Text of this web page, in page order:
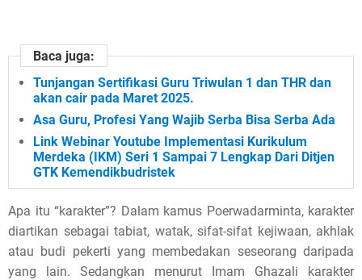
Baca juga:
Tunjangan Sertifikasi Guru Triwulan 1 dan THR dan
akan cair pada Maret 2025.
Asa Guru, Profesi Yang Wajib Serba Bisa Serba Ada
Link Webinar Youtube Implementasi Kurikulum
Merdeka (IKM) Seri 1 Sampai 7 Lengkap Dari Ditjen
GTK Kemendikbudristek
Apa itu “karakter”? Dalam kamus Poerwadarminta, karakter
diartikan sebagai tabiat, watak, sifat-sifat kejiwaan, akhlak
atau budi pekerti yang membedakan seseorang daripada
yang lain. Sedangkan menurut Imam Ghazali karakter